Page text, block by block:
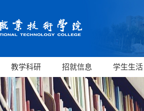
教学科研 招就信息 学生生活